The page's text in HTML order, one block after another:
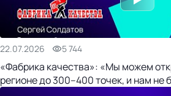
22.07.2026 5 744
«Фабрика качества»: «Мы можем
регионе до 300–400 точек, и нам не